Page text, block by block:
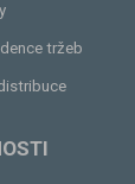
tržeb